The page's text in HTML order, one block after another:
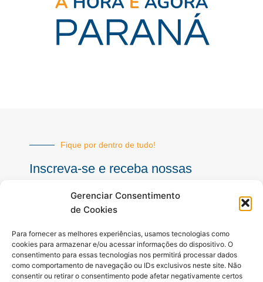
Gerenciar Consentimento
de Cookies
Para fornecer as melhores experiências, usamos tecnologias como
cookies para armazenar e/ou acessar informações do dispositivo. O
consentimento para essas tecnologias nos permitirá processar dados
como comportamento de navegação ou IDs exclusivos neste site. Não
consentir ou retirar o consentimento pode afetar negativamente certos
Fique por dentro de tudo!
Inscreva-se e receba nossas
mail
INSCREVER